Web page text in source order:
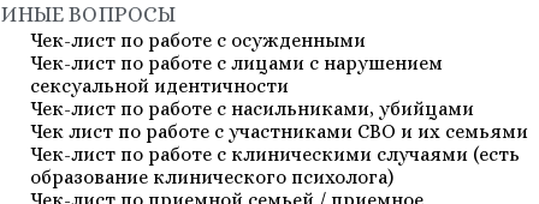
ИНЫЕ ВОПРОСЫ
Чек-лист по работе с осужденными
Чек-лист по работе с лицами с нарушением
сексуальной идентичности
Чек-лист по работе с насильниками, убийцами
Чек лист по работе с участниками СВО и их семьями
Чек-лист по работе с клиническими случаями (есть
образование клинического психолога)
Чек-лист по приемной семьей / приемное